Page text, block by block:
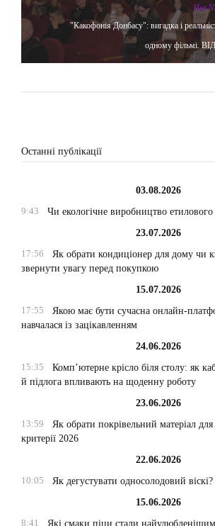
Hot
"Какофонія Донбасу": вигадка і
одному фільмі.
Останні публікації
03.08.2026
9:43
Чи екологічне виробництво
23.07.2026
17:56
Як обрати кондиціонер для дому чи
звернути увагу перед покупкою
15.07.2026
17:55
Якою має бути сучасна онлайн-
навчалася із зацікавленням
24.06.2026
15:35
Комп’ютерне крісло біля столу: як
й підлога впливають на щоденну роботу
23.06.2026
13:59
Як обрати покрівельний матеріал
критерії 2026
22.06.2026
10:05
Як дегустувати односолодовий віскі?
15.06.2026
8:41
Які смаки піци стали